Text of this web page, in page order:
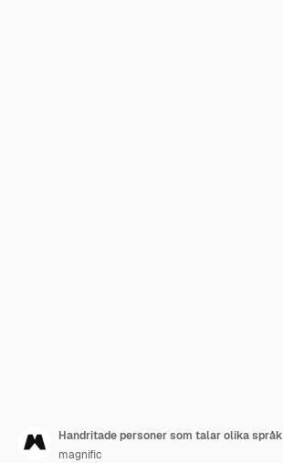
Handritade personer som talar olika språk
magnific